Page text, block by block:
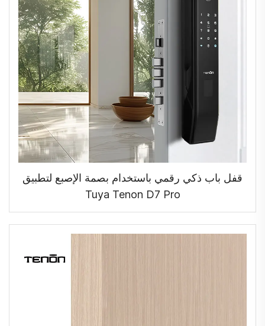
قفل باب ذكي رقمي باستخدام بصمة الإصبع لتطبيق
Tuya Tenon D7 Pro